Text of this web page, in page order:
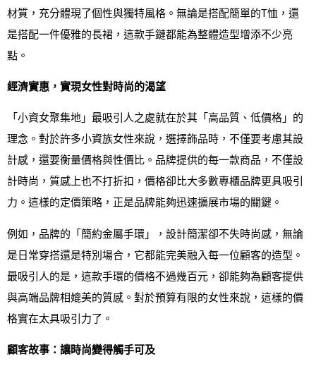
材質，充分體現了個性與獨特風格。無論是搭配簡單的T恤，還
是搭配一件優雅的長裙，這款手鏈都能為整體造型增添不少亮
點。
經濟實惠，實現女性對時尚的渴望
「小資女聚集地」最吸引人之處就在於其「高品質、低價格」的
理念。對於許多小資族女性來說，選擇飾品時，不僅要考慮其設
計感，還要衡量價格與性價比。品牌提供的每一款商品，不僅設
計時尚，質感上也不打折扣，價格卻比大多數專櫃品牌更具吸引
力。這樣的定價策略，正是品牌能夠迅速擴展市場的關鍵。
例如，品牌的「簡約金屬手環」，設計簡潔卻不失時尚感，無論
是日常穿搭還是特別場合，它都能完美融入每一位顧客的造型。
最吸引人的是，這款手環的價格不過幾百元，卻能夠為顧客提供
與高端品牌相媲美的質感。對於預算有限的女性來說，這樣的價
格實在太具吸引力了。
顧客故事：讓時尚變得觸手可及